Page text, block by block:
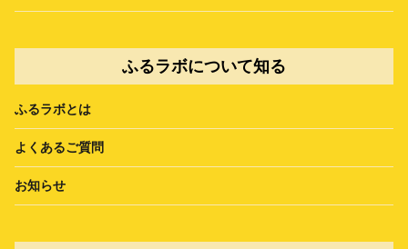
ふるラボについて知る
ふるラボとは
よくあるご質問
お知らせ